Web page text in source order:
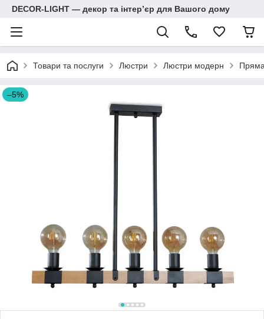
DECOR-LIGHT — декор та інтерʼєр для Вашого дому
Товари та послуги Люстри Люстри модерн
–5%